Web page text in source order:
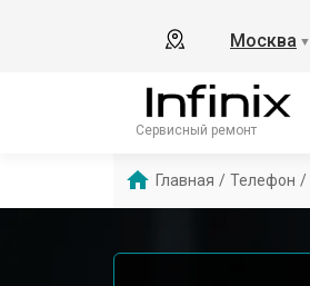
Москва ▼
Сервисный ремонт
Главная / Телефон /